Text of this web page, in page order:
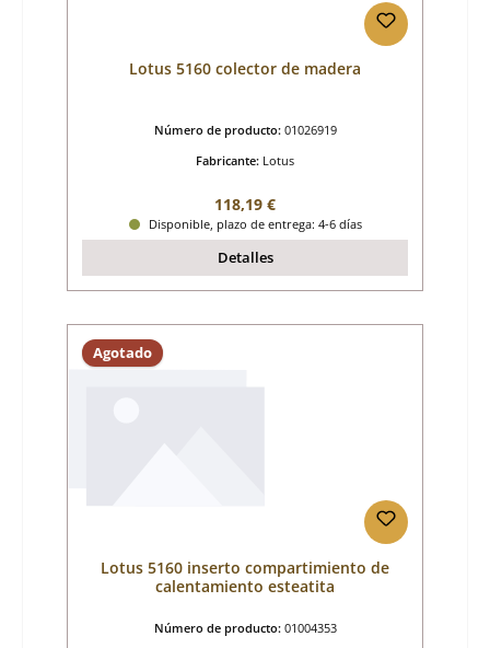
Lotus 5160 colector de madera
Número de producto: 01026919
Fabricante: Lotus
Precio normal:
118,19 €
Disponible, plazo de entrega: 4-6 días
Detalles
Agotado
Lotus 5160 inserto compartimiento de
calentamiento esteatita
Número de producto: 01004353